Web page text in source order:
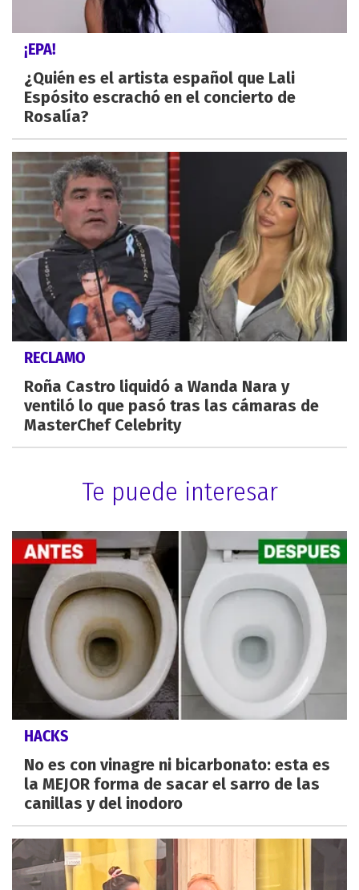
¡EPA!
¿Quién es el artista español que Lali
Espósito escrachó en el concierto de
Rosalía?
RECLAMO
Roña Castro liquidó a Wanda Nara y
ventiló lo que pasó tras las cámaras de
MasterChef Celebrity
Te puede interesar
HACKS
No es con vinagre ni bicarbonato: esta es
la MEJOR forma de sacar el sarro de las
canillas y del inodoro